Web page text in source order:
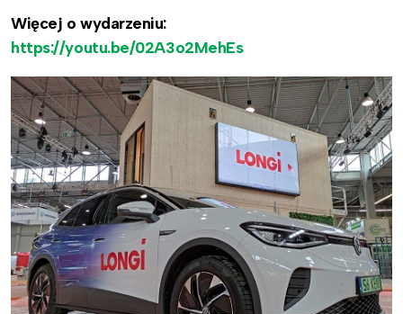
Więcej o wydarzeniu:
https://youtu.be/02A3o2MehEs